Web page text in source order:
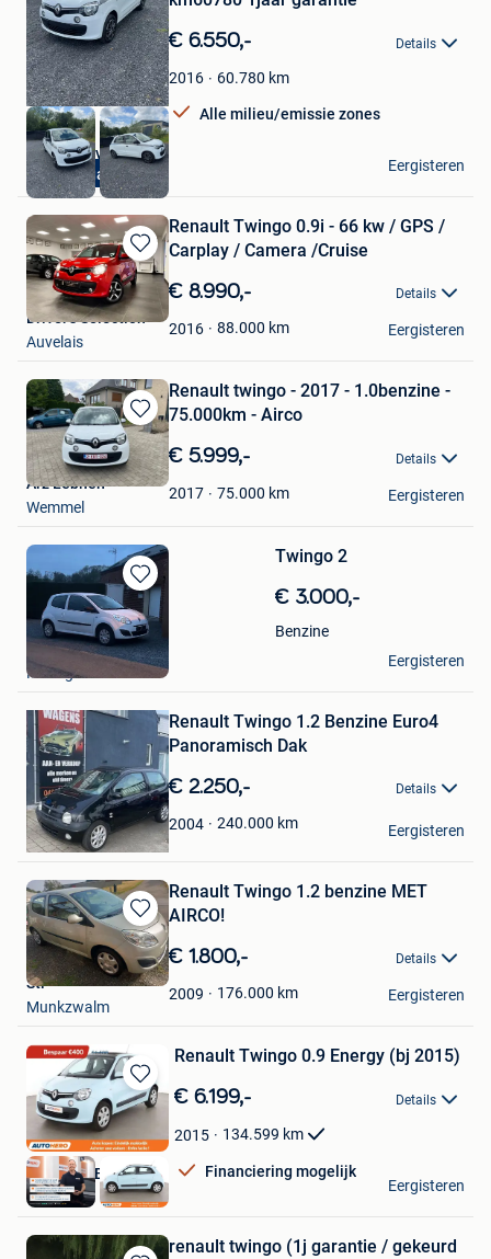
in
Mijn
Favorieten
1jaar garantie
€ 6.550,- Details
2016 60.780 km
Alle milieu/emissie zones
Tops & Kevin Cars
Geraardsbergen
Eergisteren
Bewaren
in
Mijn
Favorieten
Renault Twingo 0.9i - 66 kw / GPS /
Carplay / Camera /Cruise
€ 8.990,- Details
2016 88.000 km
Driver’s Selection
Auvelais
Eergisteren
Bewaren
in
Mijn
Favorieten
Renault twingo - 2017 - 1.0benzine -
75.000km - Airco
€ 5.999,- Details
2017 75.000 km
Arz Lebnen
Wemmel
Eergisteren
Bewaren
in
Mijn
Favorieten
Twingo 2
€ 3.000,-
Benzine
Florian Anneix
Momignies
Eergisteren
in
Mijn
Favorieten
Renault Twingo 1.2 Benzine Euro4
Panoramisch Dak
€ 2.250,- Details
2004 240.000 km
Autohandel X
Wetteren
Eergisteren
Bewaren
in
Mijn
Favorieten
Renault Twingo 1.2 benzine MET
AIRCO!
€ 1.800,- Details
2009 176.000 km
Sti
Munkzwalm
Eergisteren
Bewaren
in
Mijn
Favorieten
Renault Twingo 0.9 Energy (bj 2015)
€ 6.199,- Details
2015 134.599 km
Financiering mogelijk
Autohero België
Brussel
Eergisteren
renault twingo (1j garantie / gekeurd